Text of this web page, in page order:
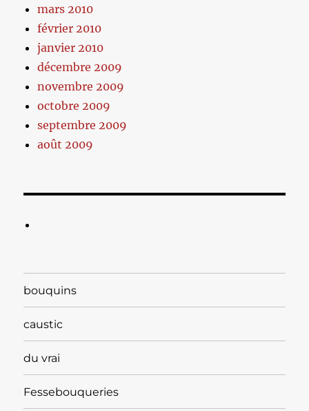
mars 2010
février 2010
janvier 2010
décembre 2009
novembre 2009
octobre 2009
septembre 2009
août 2009
bouquins
caustic
du vrai
Fessebouqueries